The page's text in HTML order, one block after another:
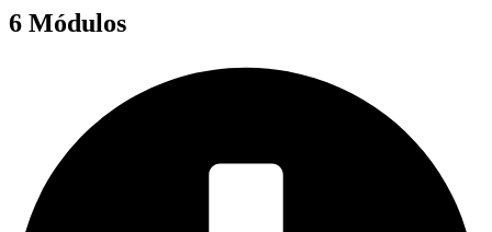
6 Módulos